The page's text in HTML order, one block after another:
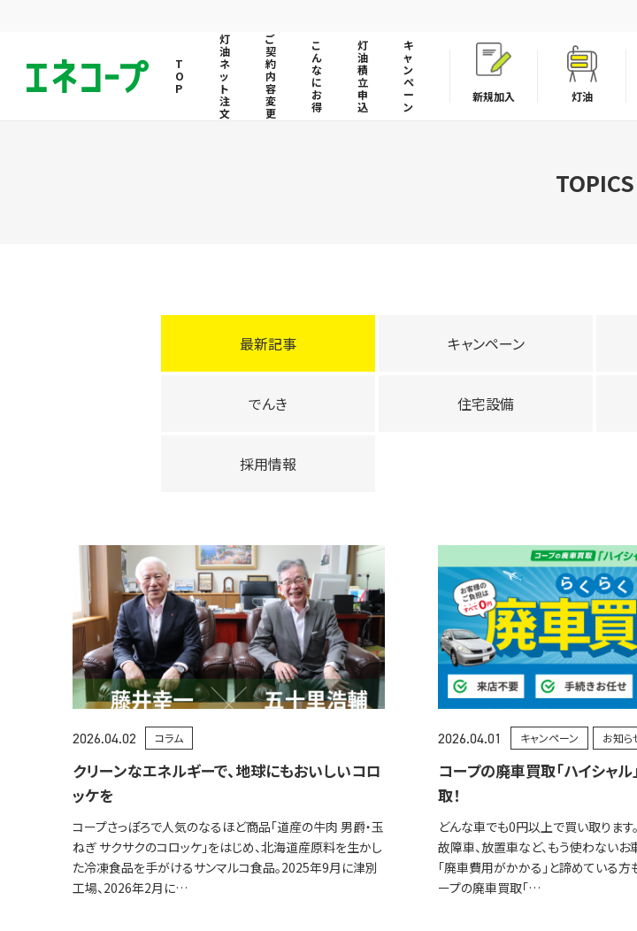
灯
油
ネ
ッ
ト
注
文
ご
契
約
内
容
変
更
こ
ん
な
に
お
得
灯
油
積
立
申
込
キ
ャ
ン
ペ
ー
ン
新規加入 灯油
TOPICS
最新記事 キャンペーン
でんき 住宅設備
採用情報
2026.04.02 コラム
クリーンなエネルギーで、地球にもおいしいコロ
ッケを
コープさっぽろで人気のなるほど商品「道産の牛肉 男爵・玉
ねぎ サクサクのコロッケ」をはじめ、北海道産原料を生かし
た冷凍食品を手がけるサンマルコ食品。2025年9月に津別
工場、2026年2月に…
2026.04.01 キャンペーン お知ら
コープの廃車買取「ハイシャル
取！
どんな車でも0円以上で買い取ります
故障車、放置車など、もう使わないお
「廃車費用がかかる」と諦めている方
ープの廃車買取「…